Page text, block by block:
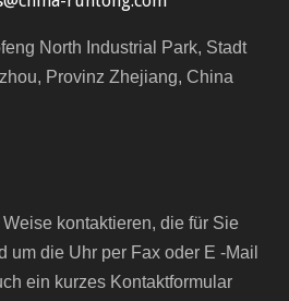
North Industrial Park, Stadt
Provinz Zhejiang, China
kontaktieren, die für Sie
um die Uhr per Fax oder E -Mail
ein kurzes Kontaktformular